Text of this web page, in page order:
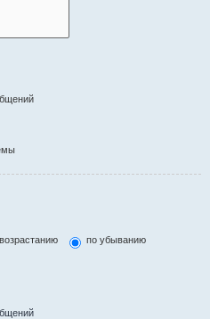
по убыванию